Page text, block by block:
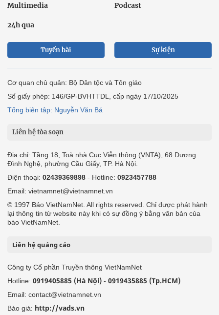
Multimedia Podcast
24h qua
Tuyến bài Sự kiện
Cơ quan chủ quản: Bộ Dân tộc và Tôn giáo
Số giấy phép: 146/GP-BVHTTDL, cấp ngày 17/10/2025
Tổng biên tập: Nguyễn Văn Bá
Liên hệ tòa soạn
Địa chỉ: Tầng 18, Toà nhà Cục Viễn thông (VNTA), 68 Dương
Đình Nghệ, phường Cầu Giấy, TP. Hà Nội.
Điện thoại: 02439369898 - Hotline: 0923457788
Email: vietnamnet@vietnamnet.vn
© 1997 Báo VietNamNet. All rights reserved. Chỉ được phát hành
lại thông tin từ website này khi có sự đồng ý bằng văn bản của
báo VietNamNet.
Liên hệ quảng cáo
Công ty Cổ phần Truyền thông VietNamNet
Hotline: 0919405885 (Hà Nội) - 0919435885 (Tp.HCM)
Email: contact@vietnamnet.vn
Báo giá: http://vads.vn